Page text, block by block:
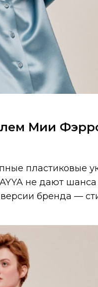
Мии
пластиковые
не дают
бренда —